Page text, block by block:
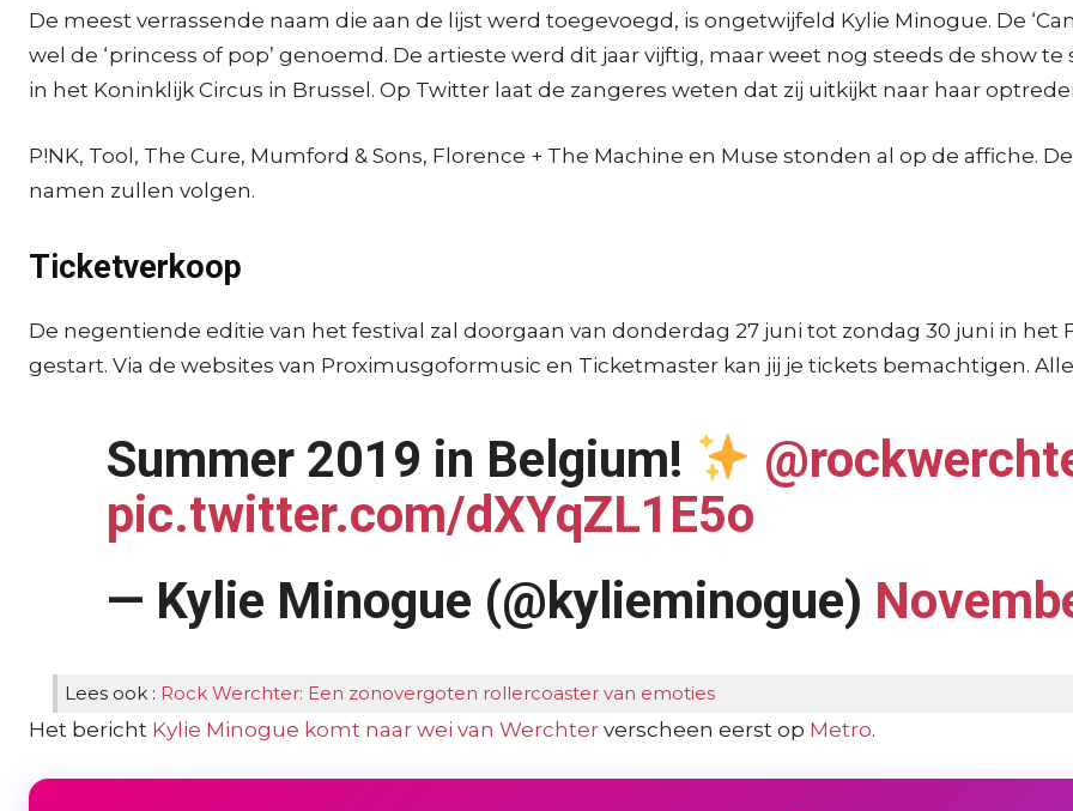
De meest verrassende naam die aan de lijst werd toegevoegd, is ongetwijfeld Kylie Minogue. De
wel de ‘princess of pop’ genoemd. De artieste werd dit jaar vijftig, maar weet nog steeds de show
in het Koninklijk Circus in Brussel. Op Twitter laat de zangeres weten dat zij uitkijkt naar haar
P!NK, Tool, The Cure, Mumford & Sons, Florence + The Machine en Muse stonden al op de affiche.
namen zullen volgen.
Ticketverkoop
De negentiende editie van het festival zal doorgaan van donderdag 27 juni tot zondag 30 juni in het
gestart. Via de websites van Proximusgoformusic en Ticketmaster kan jij je tickets bemachtigen.
Summer 2019 in Belgium!
pic.twitter.com/dXYqZL1E5o
— Kylie Minogue (@kylieminogue)
Lees ook : Rock Werchter: Een zonovergoten rollercoaster van emoties
Het bericht Kylie Minogue komt naar wei van Werchter verscheen eerst op Metro.